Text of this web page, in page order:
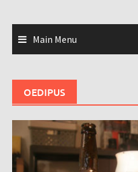
Main Menu
OEDIPUS